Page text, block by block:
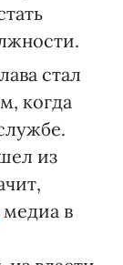
стал
когда
из
медиа в